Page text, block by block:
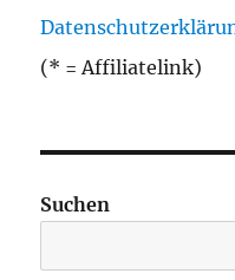
(* = Affiliatelink)
Suchen